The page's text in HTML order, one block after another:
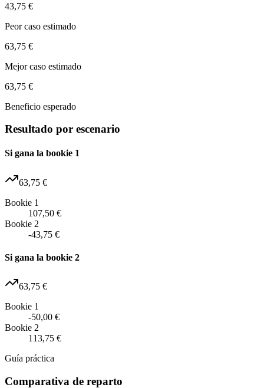
43,75 €
Peor caso estimado
63,75 €
Mejor caso estimado
63,75 €
Beneficio esperado
Resultado por escenario
Si gana la bookie 1
63,75 €
Bookie 1
107,50 €
Bookie 2
-43,75 €
Si gana la bookie 2
63,75 €
Bookie 1
-50,00 €
Bookie 2
113,75 €
Guía práctica
Comparativa de reparto